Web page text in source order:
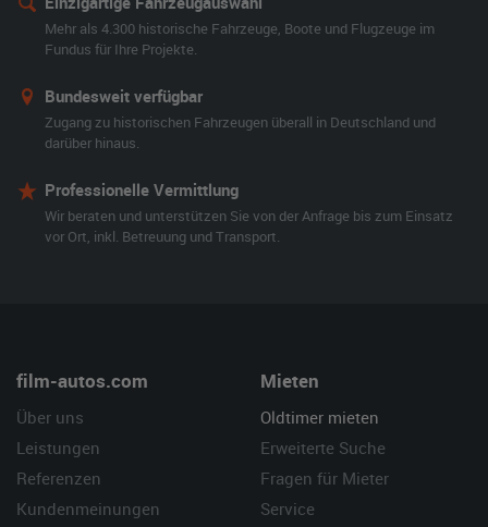
Mehr als 4.300 historische Fahrzeuge, Boote und Flugzeuge im
Fundus für Ihre Projekte.
Bundesweit verfügbar
Zugang zu historischen Fahrzeugen überall in Deutschland und
darüber hinaus.
Professionelle Vermittlung
Wir beraten und unterstützen Sie von der Anfrage bis zum Einsatz
vor Ort, inkl. Betreuung und Transport.
film-autos.com
Über uns
Leistungen
Referenzen
Kundenmeinungen
Mieten
Oldtimer mieten
Erweiterte Suche
Fragen für Mieter
Service